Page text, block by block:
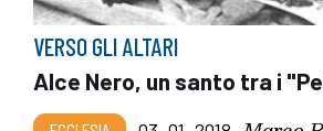
VERSO GLI ALTARI
Alce Nero, un santo tra i